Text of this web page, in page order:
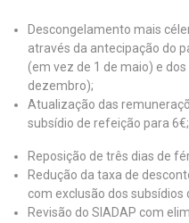
Descongelamento mais
através da antecipação do
(em vez de 1 de maio) e
dezembro);
Atualização das
subsídio de refeição para 6€;
Reposição de três dias de
Redução da taxa de
com exclusão dos subsídios
Revisão do SIADAP com